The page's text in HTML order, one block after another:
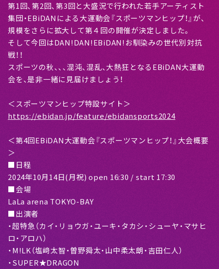
第1回、第2回、第3回と大盛況で行われた若手アーティスト
集団・EBiDANによる大運動会『スポーツマンヒップ！』が、
規模をさらに拡大して第４回の開催が決定しました。
そして今回はDAN!DAN!EBiDAN!お馴染みの世代別対抗
戦！！
スポーツの秋、、、混沌、混乱、大熱狂となるEBiDAN大運動
会を、是非一緒に見届けましょう！
＜スポーツマンヒップ特設サイト＞
https://ebidan.jp/feature/ebidansports2024
＜第4回EBiDAN大運動会『スポーツマンヒップ！』大会概要
＞
■日程
2024年10月14日(月祝) open 16:30 / start 17:30
■会場
LaLa arena TOKYO-BAY
■出演者
・超特急（カイ・リョウガ・ユーキ・タカシ・シューヤ・マサヒ
ロ・アロハ）
・M!LK（塩﨑太智・曽野舜太・山中柔太朗・吉田仁人）
・SUPER★DRAGON